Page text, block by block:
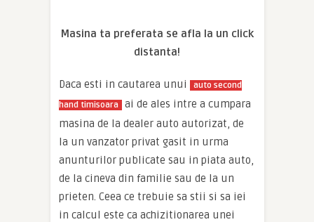
Masina ta preferata se afla la un click
distanta!
Daca esti in cautarea unui
auto second
hand timisoara
ai de ales intre a cumpara
masina de la dealer auto autorizat, de
la un vanzator privat gasit in urma
anunturilor publicate sau in piata auto,
de la cineva din familie sau de la un
prieten. Ceea ce trebuie sa stii si sa iei
in calcul este ca achizitionarea unei